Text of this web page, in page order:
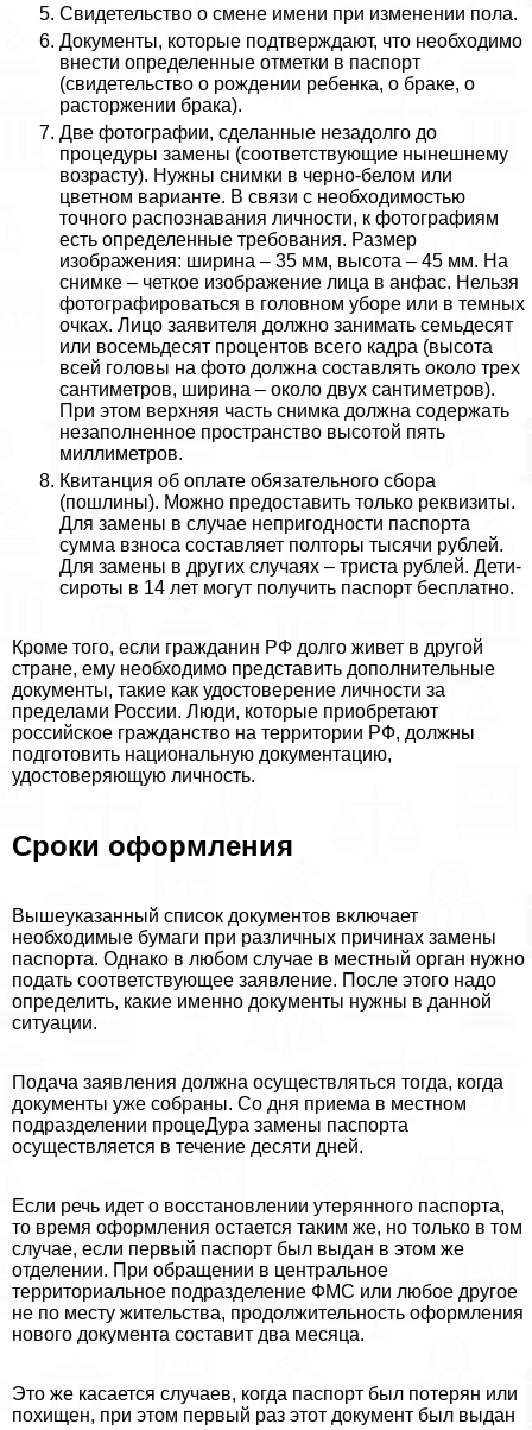
Свидетельство о смене имени при изменении пола.
Документы, которые подтверждают, что необходимо
внести определенные отметки в паспорт
(свидетельство о рождении ребенка, о бpaке, о
расторжении бpaка).
Две фотографии, сделанные незадолго до
процедуры замены (соответствующие нынешнему
возрасту). Нужны снимки в черно-белом или
цветном варианте. В связи с необходимостью
точного распознавания личности, к фотографиям
есть определенные требования. Размер
изображения: ширина – 35 мм, высота – 45 мм. На
снимке – четкое изображение лица в анфас. Нельзя
фотографироваться в головном уборе или в темных
очках. Лицо заявителя должно занимать семьдесят
или восемьдесят процентов всего кадра (высота
всей головы на фото должна составлять около трех
сантиметров, ширина – около двух сантиметров).
При этом верхняя часть снимка должна содержать
незаполненное прострaнcтво высотой пять
миллиметров.
Квитанция об оплате обязательного сбора
(пошлины). Можно предоставить только реквизиты.
Для замены в случае непригодности паспорта
сумма взноса составляет полторы тысячи рублей.
Для замены в других случаях – триста рублей. Дети-
сироты в 14 лет могут получить паспорт бесплатно.
Кроме того, если гражданин РФ долго живет в другой
стране, ему необходимо представить дополнительные
документы, такие как удостоверение личности за
пределами России. Люди, которые приобретают
российское гражданство на территории РФ, должны
подготовить национальную документацию,
удостоверяющую личность.
Сроки оформления
Вышеуказанный список документов включает
необходимые бумаги при различных причинах замены
паспорта. Однако в любом случае в местный орган нужно
подать соответствующее заявление. После этого надо
определить, какие именно документы нужны в данной
ситуации.
Подача заявления должна осуществляться тогда, когда
документы уже собраны. Со дня приема в местном
подразделении процеДypa замены паспорта
осуществляется в течение десяти дней.
Если речь идет о восстановлении утерянного паспорта,
то время оформления остается таким же, но только в том
случае, если первый паспорт был выдан в этом же
отделении. При обращении в центральное
территориальное подразделение ФМС или любое другое
не по месту жительства, продолжительность оформления
нового документа составит два месяца.
Это же касается случаев, когда паспорт был потерян или
похищен, при этом первый раз этот документ был выдан